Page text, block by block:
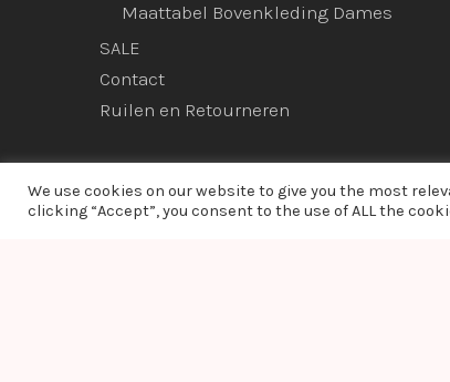
Maattabel Bovenkleding Dames
SALE
Contact
Ruilen en Retourneren
We use cookies on our website to give you the most
clicking “Accept”, you consent to the use of ALL the